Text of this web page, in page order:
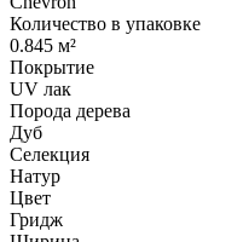
Количество в упаковке
0.845 м²
Покрытие
UV лак
Порода дерева
Дуб
Селекция
Натур
Цвет
Гридж